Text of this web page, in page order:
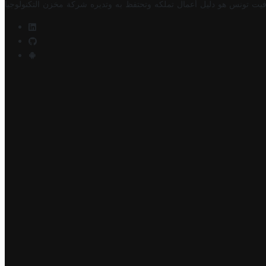
تونس هو دليل أعمال تملكه وتحتفظ به وتديره شركة مخزن التكنولوجيا